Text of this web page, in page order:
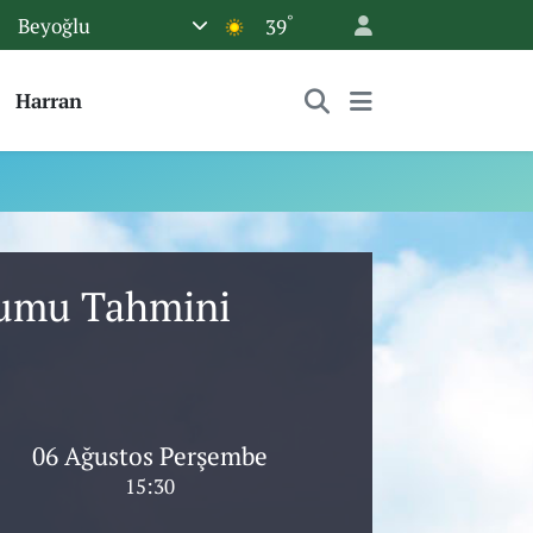
Beyoğlu 39°
Harran
Tahmini
06 Ağustos Perşembe
15:30